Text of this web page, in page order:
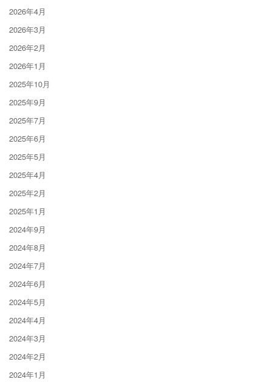
2026年4月
2026年3月
2026年2月
2026年1月
2025年10月
2025年9月
2025年7月
2025年6月
2025年5月
2025年4月
2025年2月
2025年1月
2024年9月
2024年8月
2024年7月
2024年6月
2024年5月
2024年4月
2024年3月
2024年2月
2024年1月